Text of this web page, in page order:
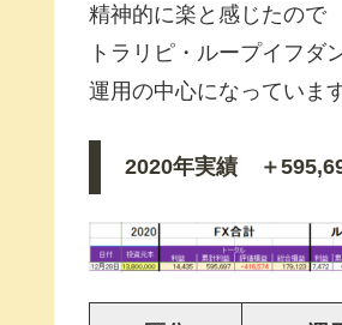
精神的に楽と感じたので
トラリピ・ループイフダ
運用の中心になっていま
2020年実績 ＋